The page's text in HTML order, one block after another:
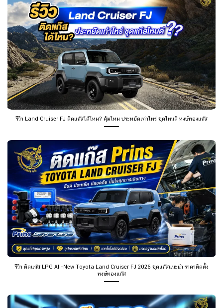
รีวิว Land Cruiser FJ ติดแก๊สได้ไหม? คุ้มไหม ประหยัดเท่าไหร่ ชุดไหนดี หงษ์ทองแก๊ส
รีวิว ติดแก๊ส LPG All-New Toyota Land Cruiser FJ 2026 ชุดแก๊สแนะนำ ราคาติดตั้ง
หงษ์ทองแก๊ส